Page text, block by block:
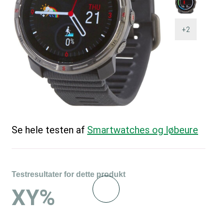
+2
Se hele testen af Smartwatches og løbeure
Testresultater for dette produkt
XY%